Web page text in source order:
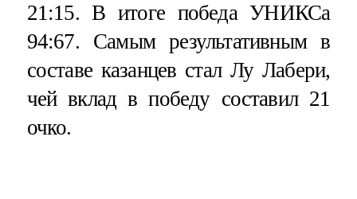
21:15. В итоге победа УНИКСа
94:67. Самым результативным в
составе казанцев стал Лу Лабери,
чей вклад в победу составил 21
очко.